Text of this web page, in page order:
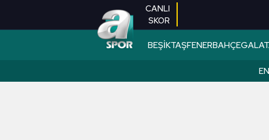
CANLI
SKOR
BEŞİKTAŞFENERBAHÇE